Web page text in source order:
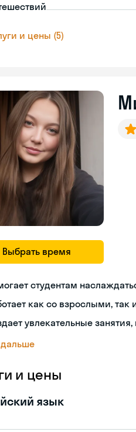
и цены (5)
Выбрать время
студентам
как со взрослыми, так
увлекательные
дальше
и цены
язык